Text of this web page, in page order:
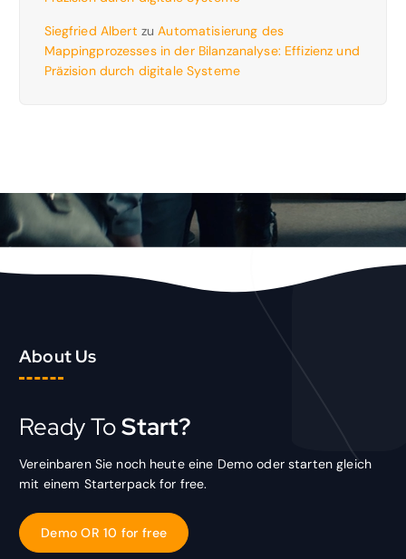
Siegfried Albert zu Automatisierung des
Mappingprozesses in der Bilanzanalyse: Effizienz und
Präzision durch digitale Systeme
About Us
Ready ToStart?
Vereinbaren Sie noch heute eine Demo oder starten gleich
mit einem Starterpack for free.
Demo OR 10 for free